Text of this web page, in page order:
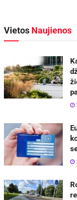
Vietos Naujienos